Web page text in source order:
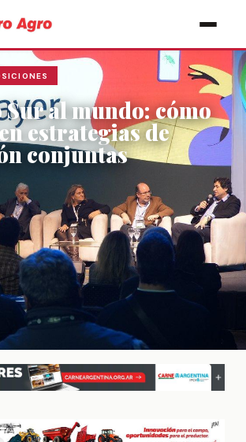
Sur al mundo: cómo
estrategias de
conjuntas